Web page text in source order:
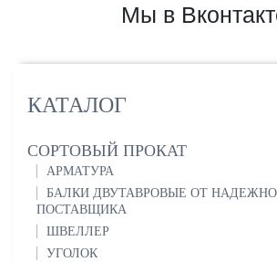
КАТАЛОГ
СОРТОВЫЙ ПРОКАТ
АРМАТУРА
БАЛКИ ДВУТАВРОВЫЕ ОТ
ПОСТАВЩИКА
ШВЕЛЛЕР
УГОЛОК
Мы в